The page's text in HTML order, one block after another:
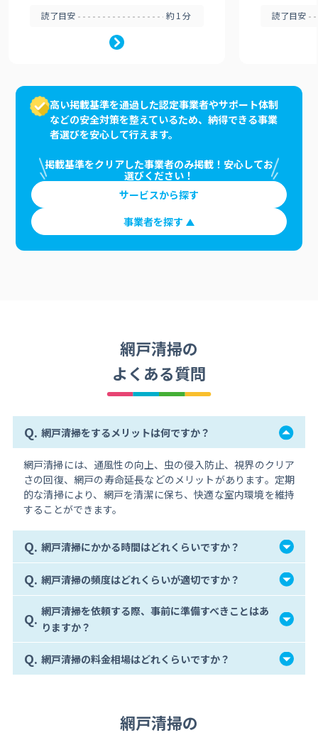
読了目安 約1分 読了目安
高い掲載基準を通過した認定事業者やサポート体制
などの安全対策を整えているため、納得できる事業
者選びを安心して行えます。
掲載基準をクリアした事業者のみ掲載！安心してお
選びください！
サービスから探す
事業者を探す
網戸清掃の
よくある質問
Q. 網戸清掃をするメリットは何ですか？
網戸清掃には、通風性の向上、虫の侵入防止、視界のクリア
さの回復、網戸の寿命延長などのメリットがあります。定期
的な清掃により、網戸を清潔に保ち、快適な室内環境を維持
することができます。
Q. 網戸清掃にかかる時間はどれくらいですか？
Q. 網戸清掃の頻度はどれくらいが適切ですか？
Q. 網戸清掃を依頼する際、事前に準備すべきことはあ
りますか？
Q. 網戸清掃の料金相場はどれくらいですか？
網戸清掃の